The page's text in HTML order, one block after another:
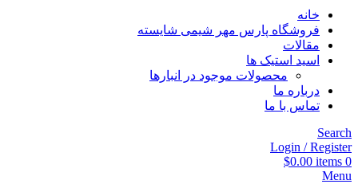
خانه
فروشگاه پارس مهر شیمی شایسته
مقالات
اسید استیک ها
محصولات موجود در انبارها
درباره ما
تماس با ما
Search
Login / Register
0
items
$0.00
Menu